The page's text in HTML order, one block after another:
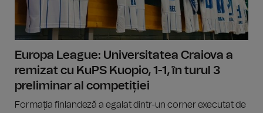
Europa League: Universitatea Craiova a
remizat cu KuPS Kuopio, 1-1, în turul 3
preliminar al competiției
Formația finlandeză a egalat dintr-un corner executat de